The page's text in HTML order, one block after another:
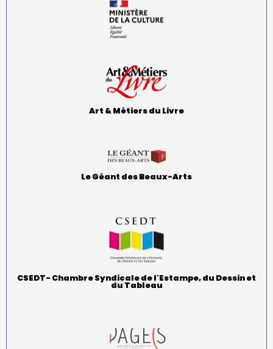
Art & Métiers du Livre
Le Géant des Beaux-Arts
CSEDT- Chambre Syndicale de l'Estampe, du Dessin et
du Tableau